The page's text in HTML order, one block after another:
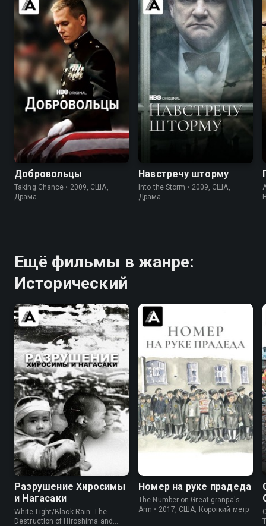
7.2 7.4
Добровольцы
Taking Chance • 2009, США,
Драма
7.2 7.0
Навстречу шторму
Into the Storm • 2009, США,
Драма
Ещё фильмы в жанре:
Исторический
7.4 8.2
Разрушение Хиросимы
и Нагасаки
White Light/Black Rain: The
Destruction of Hiroshima and
7.4 7.6
Номер на руке прадеда
The Number on Great-granpa's
Arm • 2017, США, Короткий метр